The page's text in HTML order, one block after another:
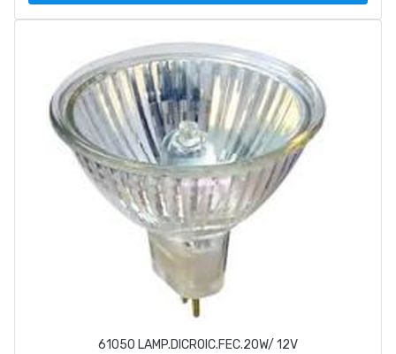
61050 LAMP.DICROIC.FEC.20W/ 12V